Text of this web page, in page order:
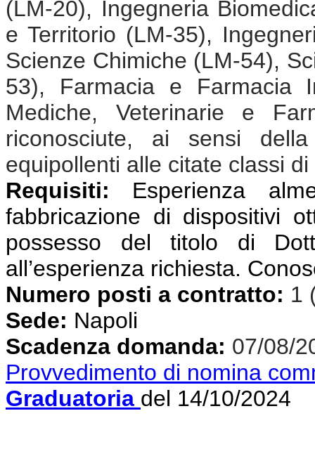
(LM-20), Ingegneria
e Territorio (LM-35),
Scienze Chimiche (LM-54),
53), Farmacia e Farmacia
Mediche, Veterinarie e
riconosciute, ai sensi
equipollenti alle citate classi
Requisiti: Esperienza
fabbricazione di dispositivi
possesso del titolo di
all’esperienza richiesta.
Numero posti a contratto: 1
Sede: Napoli
Scadenza domanda: 07/08/
Provvedimento di nomina
Graduatoria del 14/10/2024